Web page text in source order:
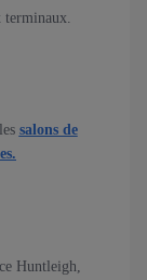
salons de
Huntleigh,